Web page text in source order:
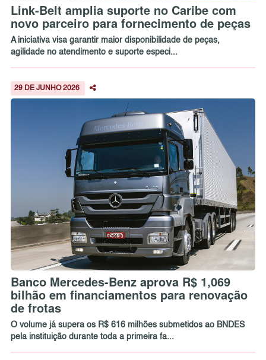
Link-Belt amplia suporte no Caribe com
novo parceiro para fornecimento de peças
A iniciativa visa garantir maior disponibilidade de peças,
agilidade no atendimento e suporte especi...
29 DE JUNHO 2026
Banco Mercedes-Benz aprova R$ 1,069
bilhão em financiamentos para renovação
de frotas
O volume já supera os R$ 616 milhões submetidos ao BNDES
pela instituição durante toda a primeira fa...